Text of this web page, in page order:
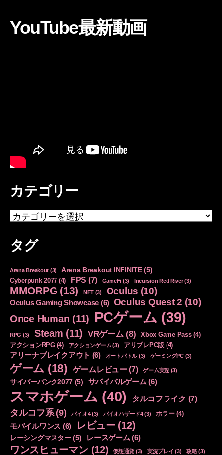
YouTube最新動画
カテゴリー
カ
テ
リ
タグ
Arena Breakout (3) Arena Breakout INFINITE(5)
Cyberpunk 2077 (4) FPS (7) GameFi (3) Incursion Red River(3)
MMORPG (13) NFT(3) Oculus (10)
Oculus Gaming Showcase (6) Oculus Quest 2 (10)
Once Human (11) PCゲーム (39)
RPG (3) Steam (11) VRゲーム (8) Xbox Game Pass(4)
アクションRPG(4) アクションゲーム (3) アリブレPC版 (4)
アリーナブレイクアウト (6) オートバトル(3) ゲーミングPC(3)
ゲーム (18) ゲームレビュー(7) ゲーム実況 (3)
サイバーパンク2077 (5) サバイバルゲーム (6)
スマホゲーム (40) タルコフライク (7)
タルコフ系(9) バイオ4(3) バイオハザード4(3) ホラー(4)
モバイルワンス (6) レビュー (12)
レーシングマスター(5) レースゲーム (6)
ワンスヒューマン (12) 仮想通貨 (3) 実況プレイ (3) 攻略(3)